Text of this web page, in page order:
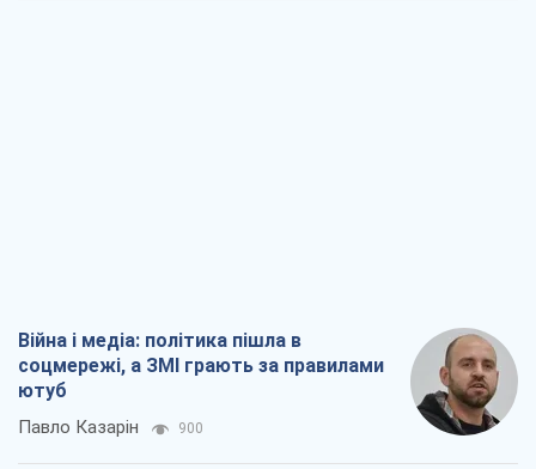
Війна і медіа: політика пішла в
соцмережі, а ЗМІ грають за правилами
ютуб
Павло Казарін 900